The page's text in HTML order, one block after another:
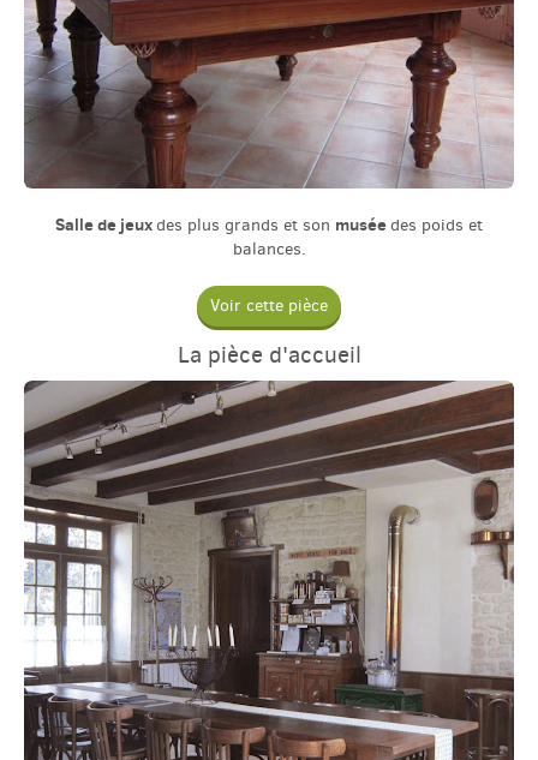
Salle de jeuxdes plus grands et son muséedes poids et
balances.
Voir cette pièce
La pièce d'accueil